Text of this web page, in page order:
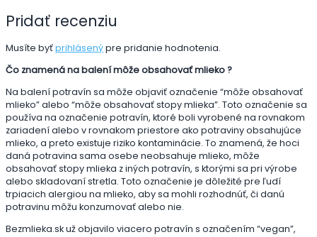
Pridať recenziu
Musíte byťprihlásenýpre pridanie hodnotenia.
Čo znamená na balení môže obsahovať mlieko ?
Na balení potravín sa môže objaviť označenie “môže obsahovať
mlieko” alebo “môže obsahovať stopy mlieka”. Toto označenie sa
používa na označenie potravín, ktoré boli vyrobené na rovnakom
zariadení alebo v rovnakom priestore ako potraviny obsahujúce
mlieko, a preto existuje riziko kontaminácie. To znamená, že hoci
daná potravina sama osebe neobsahuje mlieko, môže
obsahovať stopy mlieka z iných potravín, s ktorými sa pri výrobe
alebo skladovaní stretla. Toto označenie je dôležité pre ľudí
trpiacich alergiou na mlieko, aby sa mohli rozhodnúť, či danú
potravinu môžu konzumovať alebo nie.
Bezmlieka.sk už objavilo viacero potravín s označením “vegan”,